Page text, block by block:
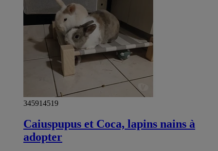
345914519
Caiuspupus et Coca, lapins nains à
adopter